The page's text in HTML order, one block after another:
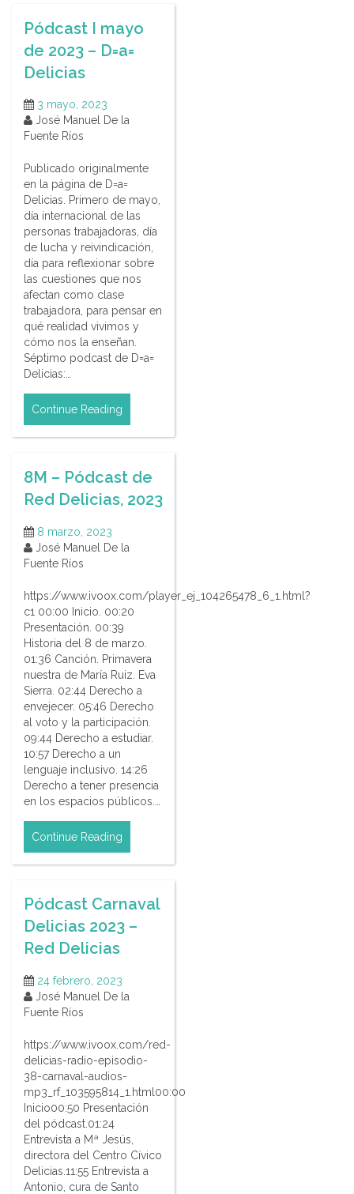
Pódcast I mayo
de 2023 – D=a=
Delicias
3 mayo, 2023
José Manuel De la
Fuente Ríos
Publicado originalmente
en la página de D=a=
Delicias. Primero de mayo,
día internacional de las
personas trabajadoras, día
de lucha y reivindicación,
día para reflexionar sobre
las cuestiones que nos
afectan como clase
trabajadora, para pensar en
qué realidad vivimos y
cómo nos la enseñan.
Séptimo podcast de D=a=
Delicias:…
Continue Reading
8M – Pódcast de
Red Delicias, 2023
8 marzo, 2023
José Manuel De la
Fuente Ríos
https://www.ivoox.com/player_ej_104265478_6_1.html?
c1 00:00 Inicio. 00:20
Presentación. 00:39
Historia del 8 de marzo.
01:36 Canción. Primavera
nuestra de María Ruiz. Eva
Sierra. 02:44 Derecho a
envejecer. 05:46 Derecho
al voto y la participación.
09:44 Derecho a estudiar.
10:57 Derecho a un
lenguaje inclusivo. 14:26
Derecho a tener presencia
en los espacios públicos.…
Continue Reading
Pódcast Carnaval
Delicias 2023 –
Red Delicias
24 febrero, 2023
José Manuel De la
Fuente Ríos
https://www.ivoox.com/red-
delicias-radio-episodio-
38-carnaval-audios-
mp3_rf_103595814_1.html00:00
Inicio00:50 Presentación
del pódcast.01:24
Entrevista a Mª Jesús,
directora del Centro Cívico
Delicias.11:55 Entrevista a
Antonio, cura de Santo